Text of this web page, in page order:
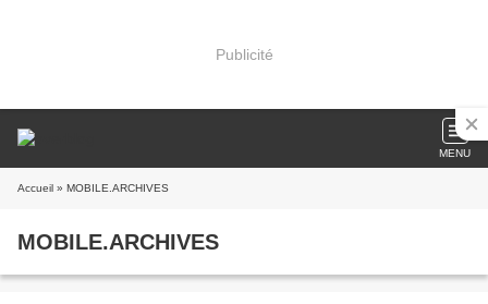
Publicité
MENU
Accueil » MOBILE.ARCHIVES
MOBILE.ARCHIVES